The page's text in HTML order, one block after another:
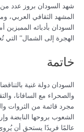
شهد السودان بروز عدد من
المشهد الثقافي العربي،
السودان بأدبائه
الهجرة إلى الشمال” التي
خاتمة
السودان دولة غنية
والصحراء مع السافانا،
مجرد قائمة من الثروات
الشعوب بروحها النابضة
عالمًا فريدًا يستحق أن